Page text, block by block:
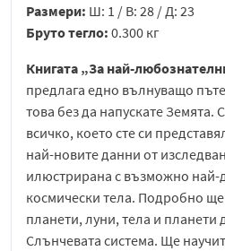
Размери: Ш: 1 / В: 28 / Д: 23
Бруто тегло: 0.300 кг
Книгата „За най-
предлага едно вълнуващо
това без да напускате Земята.
всичко, което сте си
най-новите данни от
илюстрирана с възможно най-
космически тела. Подробно ще
планети, луни, тела и планети
Слънчевата система. Ще